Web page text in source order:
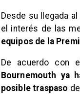
Desde su llegada
el interés de las
equipos de la
De acuerdo con
Bournemouth ya
posible traspaso